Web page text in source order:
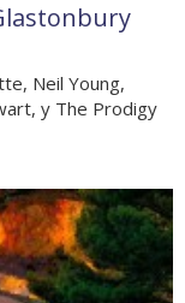
Neil Young,
y The Prodigy